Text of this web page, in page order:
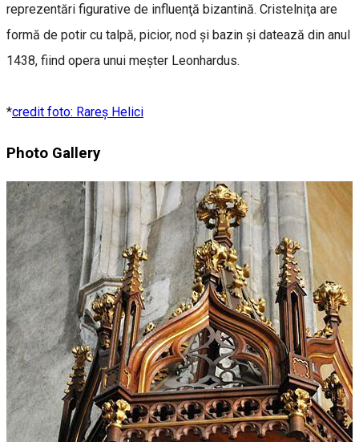
reprezentări figurative de influenţă bizantină. Cristelniţa are
formă de potir cu talpă, picior, nod şi bazin şi datează din anul
1438, fiind opera unui meşter Leonhardus.
*credit foto: Rareș Helici
Photo Gallery